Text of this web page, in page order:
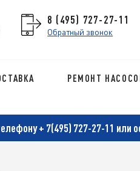
8 (495) 727-27-11
Обратный звонок
РЕМОНТ
+ 7(495) 727-27-11 или